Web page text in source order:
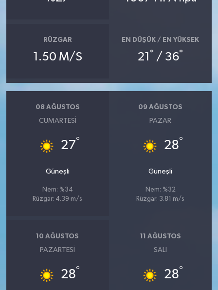
RÜZGAR
1.50 M/S
EN DÜŞÜK / EN YÜKSEK
21 ° / 36°
08 AĞUSTOS
CUMARTESI
27°
Güneşli
Nem: %34
Rüzgar: 4.39 m/s
09 AĞUSTOS
PAZAR
28°
Güneşli
Nem: %32
Rüzgar: 3.81 m/s
10 AĞUSTOS
PAZARTESI
28°
11 AĞUSTOS
SALI
28°